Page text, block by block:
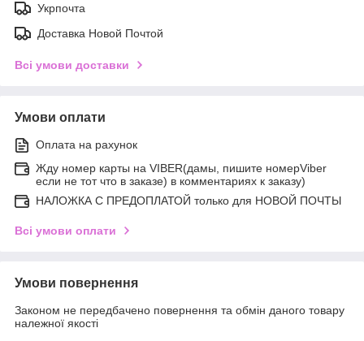
Укрпочта
Доставка Новой Почтой
Всі умови доставки
Умови оплати
Оплата на рахунок
Жду номер карты на VIBER(дамы, пишите номерViber
если не тот что в заказе) в комментариях к заказу)
НАЛОЖКА С ПРЕДОПЛАТОЙ только для НОВОЙ ПОЧТЫ
Всі умови оплати
Умови повернення
Законом не передбачено повернення та обмін даного товару
належної якості